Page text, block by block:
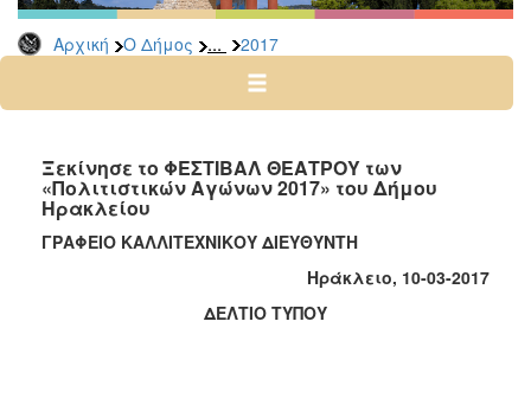
Αρχική Ο Δήμος ... 2017
Αρχείο
2026
2024
2022
2021
Ξεκίνησε το ΦΕΣΤΙΒΑΛ ΘΕΑΤΡΟΥ των
«Πολιτιστικών Αγώνων 2017» του Δήμου
Ηρακλείου
ΓΡΑΦΕΙΟ ΚΑΛΛΙΤΕΧΝΙΚΟΥ ΔΙΕΥΘΥΝΤΗ
Ηράκλειο, 10-03-2017
ΔΕΛΤΙΟ ΤΥΠΟΥ